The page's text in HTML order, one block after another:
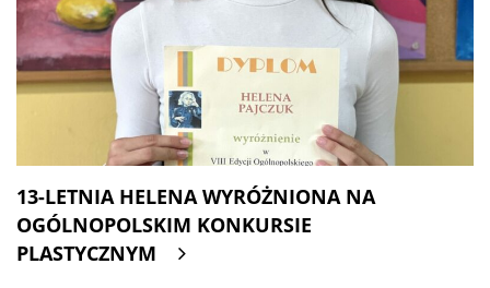
13-LETNIA HELENA WYRÓŻNIONA NA
OGÓLNOPOLSKIM KONKURSIE
PLASTYCZNYM